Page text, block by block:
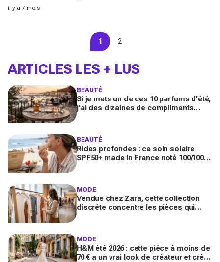
brushing en 2026
il y a 7 mois
1 2
ARTICLES LES + LUS
BEAUTÉ
Si je mets un de ces 10 parfums d'été,
j'ai des dizaines de compliments
BEAUTÉ
Rides profondes : ce soin solaire
SPF50+ made in France noté 100/100
MODE
Vendue chez Zara, cette collection
discrète concentre les pièces qui
MODE
H&M été 2026 : cette pièce à moins de
70 € a un vrai look de créateur et crée